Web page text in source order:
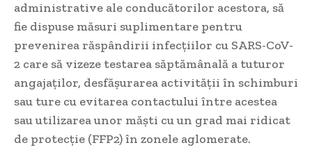
administrative ale conducătorilor acestora, să
fie dispuse măsuri suplimentare pentru
prevenirea răspândirii infecțiilor cu SARS-CoV-
2 care să vizeze testarea săptămânală a tuturor
angajaților, desfășurarea activității în schimburi
sau ture cu evitarea contactului între acestea
sau utilizarea unor măști cu un grad mai ridicat
de protecție (FFP2) în zonele aglomerate.